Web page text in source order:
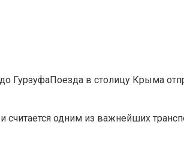
Поезда в столицу Крыма
считается одним из важнейших